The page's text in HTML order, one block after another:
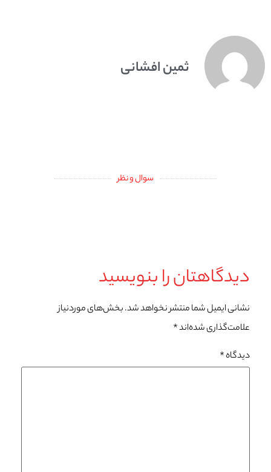
ثمین افشانی
سوال و نظر
دیدگاهتان را بنویسید
نشانی ایمیل شما منتشر نخواهد شد.بخش‌های موردنیاز
علامت‌گذاری شده‌اند*
دیدگاه*